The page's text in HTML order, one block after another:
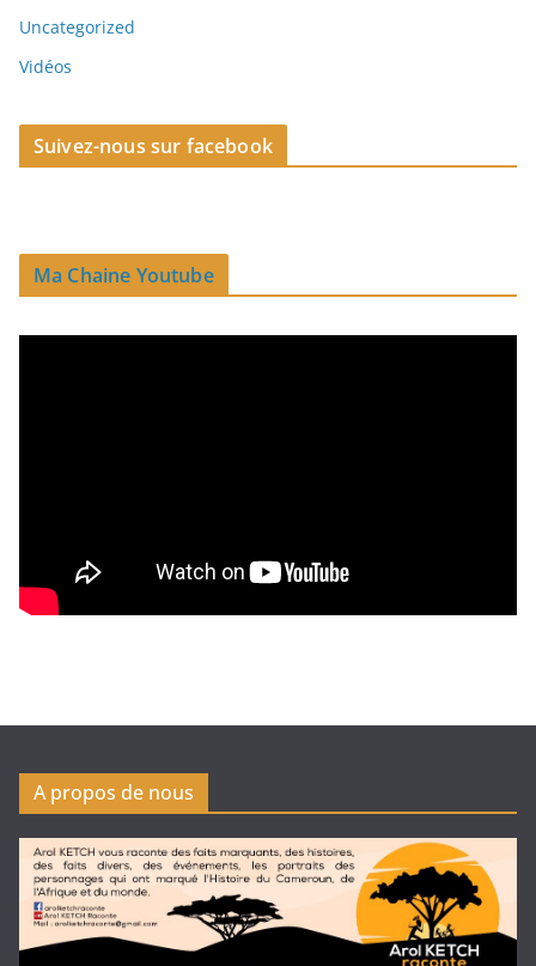
Uncategorized
Vidéos
Suivez-nous sur facebook
Ma Chaine Youtube
A propos de nous